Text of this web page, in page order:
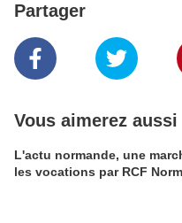
Partager
Vous aimerez aussi
L'actu normande, une
les vocations par RCF